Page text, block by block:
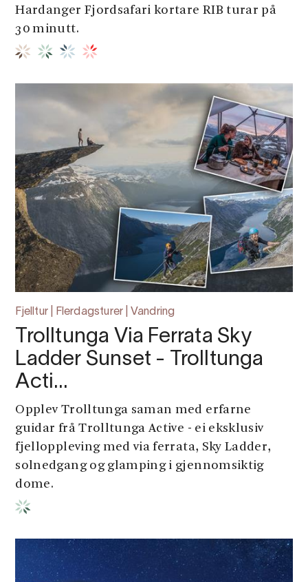
Hardanger Fjordsafari kortare RIB turar på
30 minutt.
Fjelltur | Flerdagsturer | Vandring
Trolltunga Via Ferrata Sky
Ladder Sunset - Trolltunga
Acti…
Opplev Trolltunga saman med erfarne
guidar frå Trolltunga Active - ei eksklusiv
fjelloppleving med via ferrata, Sky Ladder,
solnedgang og glamping i gjennomsiktig
dome.